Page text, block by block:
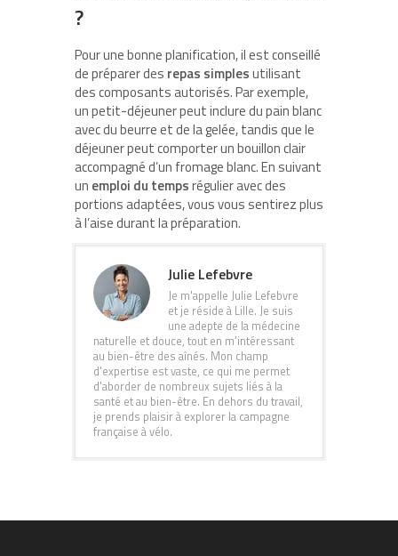
?
Pour une bonne planification, il est conseillé
de préparer des repas simplesutilisant
des composants autorisés. Par exemple,
un petit-déjeuner peut inclure du pain blanc
avec du beurre et de la gelée, tandis que le
déjeuner peut comporter un bouillon clair
accompagné d’un fromage blanc. En suivant
un emploi du tempsrégulier avec des
portions adaptées, vous vous sentirez plus
à l’aise durant la préparation.
Julie Lefebvre
Je m'appelle Julie Lefebvre
et je réside à Lille. Je suis
une adepte de la médecine
naturelle et douce, tout en m'intéressant
au bien-être des aînés. Mon champ
d'expertise est vaste, ce qui me permet
d'aborder de nombreux sujets liés à la
santé et au bien-être. En dehors du travail,
je prends plaisir à explorer la campagne
française à vélo.